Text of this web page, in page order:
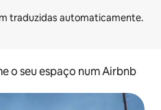
o seu espaço num Airbnb